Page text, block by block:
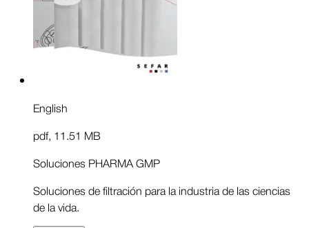
English
pdf, 11.51 MB
Soluciones PHARMA GMP
Soluciones de filtración para la industria de las ciencias
de la vida.